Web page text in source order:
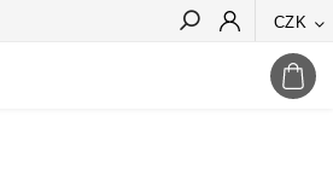
CZK
Hledat